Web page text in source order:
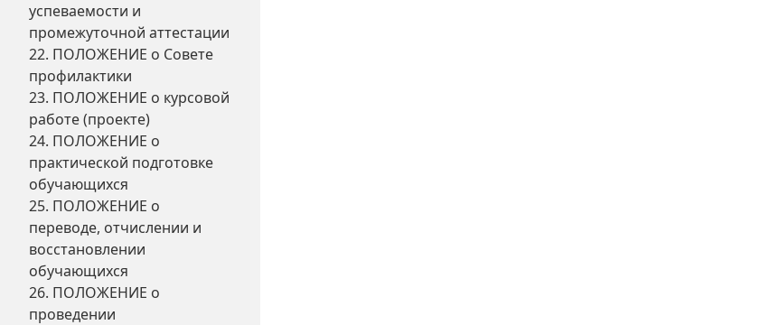
успеваемости и
промежуточной аттестации
22. ПОЛОЖЕНИЕ о Совете
профилактики
23. ПОЛОЖЕНИЕ о курсовой
работе (проекте)
24. ПОЛОЖЕНИЕ о
практической подготовке
обучающихся
25. ПОЛОЖЕНИЕ о
переводе, отчислении и
восстановлении
обучающихся
26. ПОЛОЖЕНИЕ о
проведении